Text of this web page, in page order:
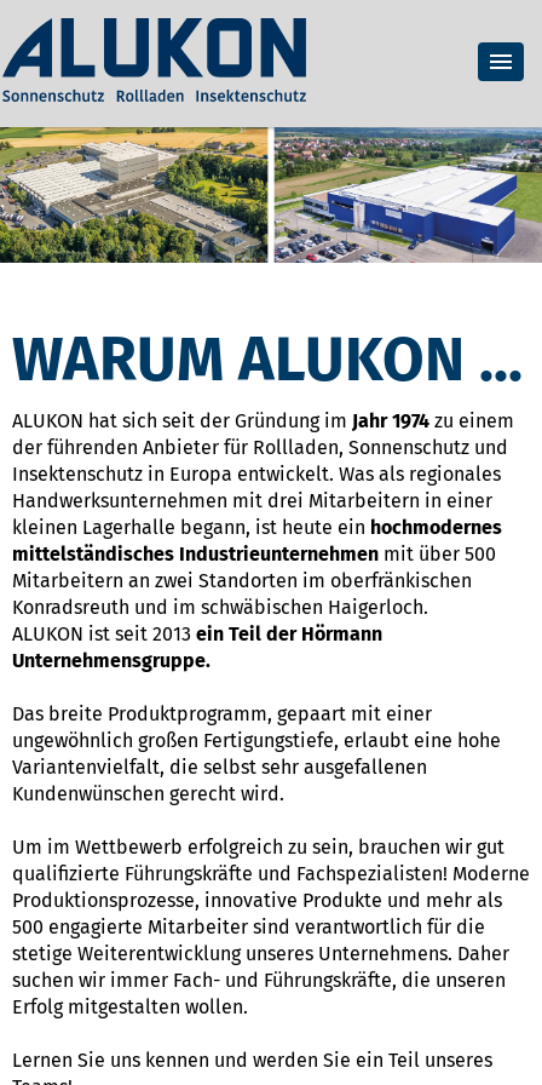
WARUM ALUKON ...
ALUKON hat sich seit der Gründung im Jahr 1974 zu einem
der führenden Anbieter für Rollladen, Sonnenschutz und
Insektenschutz in Europa entwickelt. Was als regionales
Handwerksunternehmen mit drei Mitarbeitern in einer
kleinen Lagerhalle begann, ist heute ein hochmodernes
mittelständisches Industrieunternehmen mit über 500
Mitarbeitern an zwei Standorten im oberfränkischen
Konradsreuth und im schwäbischen Haigerloch.
ALUKON ist seit 2013 ein Teil der Hörmann
Unternehmensgruppe.
Das breite Produktprogramm, gepaart mit einer
ungewöhnlich großen Fertigungstiefe, erlaubt eine hohe
Variantenvielfalt, die selbst sehr ausgefallenen
Kundenwünschen gerecht wird.
Um im Wettbewerb erfolgreich zu sein, brauchen wir gut
qualifizierte Führungskräfte und Fachspezialisten! Moderne
Produktionsprozesse, innovative Produkte und mehr als
500 engagierte Mitarbeiter sind verantwortlich für die
stetige Weiterentwicklung unseres Unternehmens. Daher
suchen wir immer Fach- und Führungskräfte, die unseren
Erfolg mitgestalten wollen.
Lernen Sie uns kennen und werden Sie ein Teil unseres